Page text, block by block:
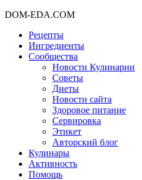
DOM-EDA.COM
Рецепты
Ингредиенты
Сообщества
Новости Кулинарии
Советы
Диеты
Новости сайта
Здоровое питание
Сервировка
Этикет
Авторский блог
Кулинары
Активность
Помощь